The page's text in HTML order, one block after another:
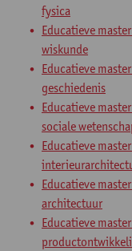
fysica
Educatieve
wiskunde
Educatieve
geschiedenis
Educatieve
sociale
Educatieve
Educatieve
architectuur
Educatieve